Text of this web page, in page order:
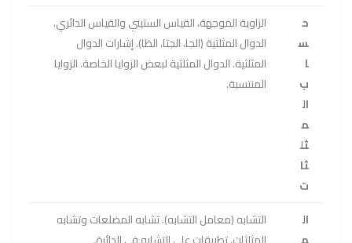
ح
س
ا
ب
ال
م
ثل
ثا
ت
الزاوية الموجهة، القياس الستيني والقياس الدائري.
الدوال المثلثية (الجا، الجتا، الظا). إشارات الدوال
المثلثية. الدوال المثلثية لبعض الزوايا الخاصة. الزوايا
المنتسبة.
ال
التشابه (معامل التشابه). تشابه المضلعات وتشابه